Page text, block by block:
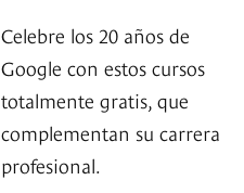
Celebre los 20 años de
Google con estos cursos
totalmente gratis, que
complementan su carrera
profesional.